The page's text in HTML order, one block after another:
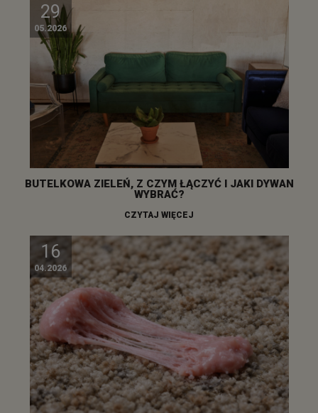
29
05.2026
BUTELKOWA ZIELEŃ, Z CZYM ŁĄCZYĆ I JAKI DYWAN
WYBRAĆ?
CZYTAJ WIĘCEJ
16
04.2026